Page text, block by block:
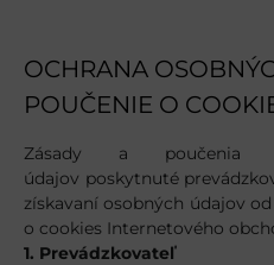
OCHRANA
POUČENIE O
Zásady a poučenia
údajov poskytnuté
získavaní osobných údajov
o cookies Internetového
1. Prevádzkovateľ